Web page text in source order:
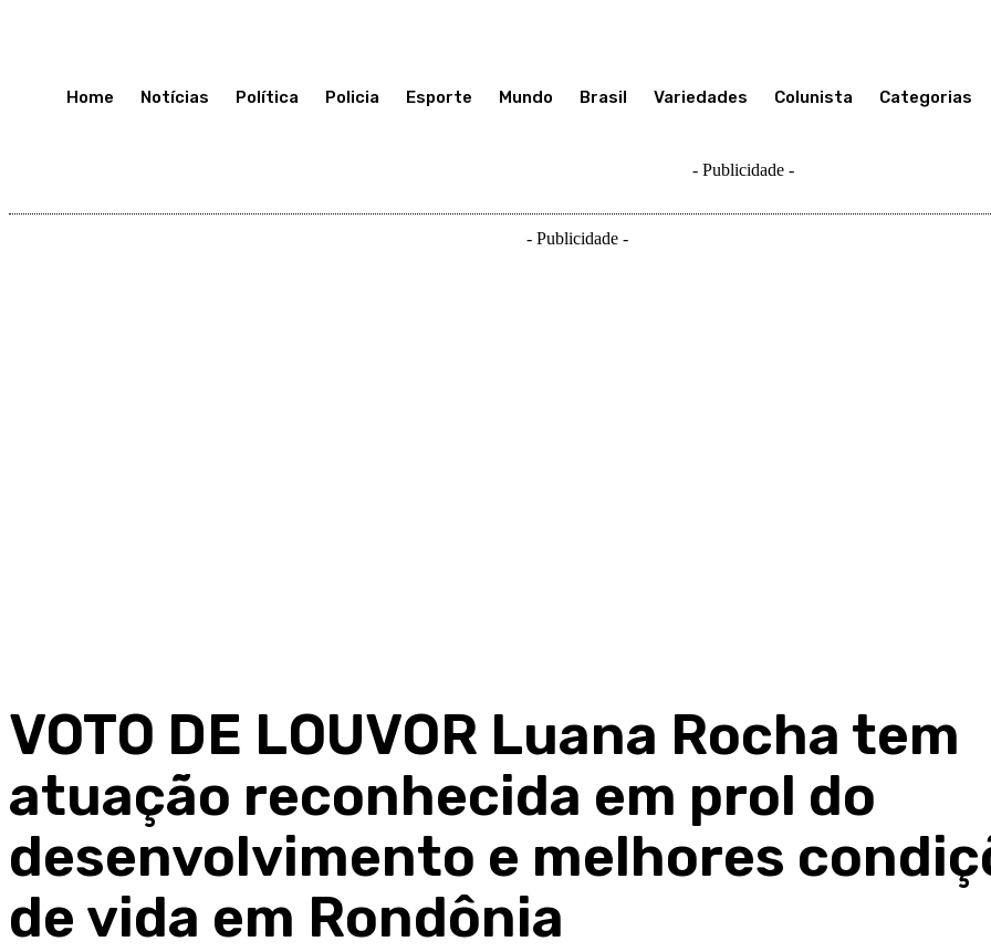
Home Notícias Política Policia Esporte Mundo Brasil Variedades Colunista Categorias
- Publicidade -
- Publicidade -
VOTO DE LOUVOR Luana Rocha tem
atuação reconhecida em prol do
desenvolvimento e melhores
de vida em Rondônia